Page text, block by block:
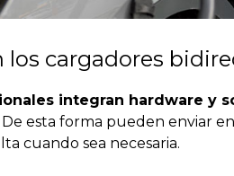
cargadores
integran hardware y
De esta forma pueden enviar
cuando sea necesaria.